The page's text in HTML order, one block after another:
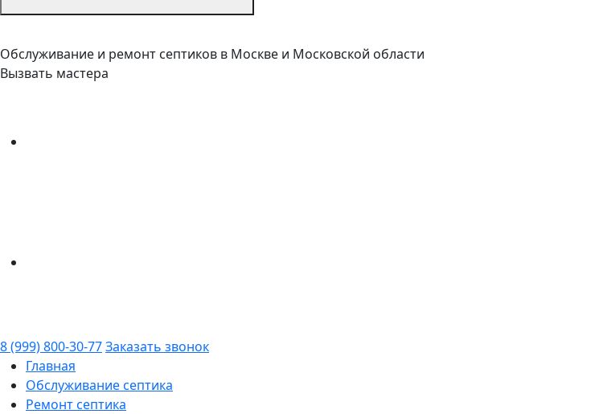
Обслуживание и ремонт септиков в Москве и Московской области
Вызвать мастера
8 (999) 800-30-77Заказать звонок
Главная
Обслуживание септика
Ремонт септика